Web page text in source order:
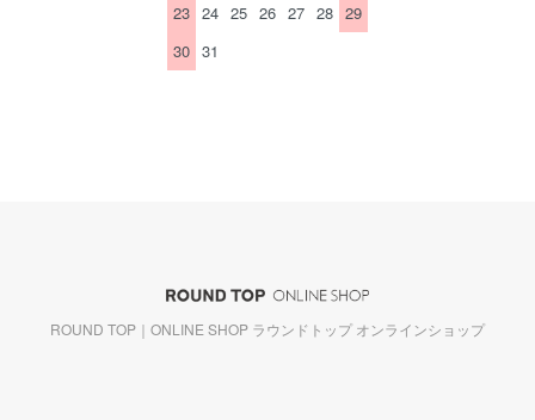
23 24 25 26 27 28 29
30 31
ROUND TOP｜ONLINE SHOP ラウンドトップ オンラインショップ